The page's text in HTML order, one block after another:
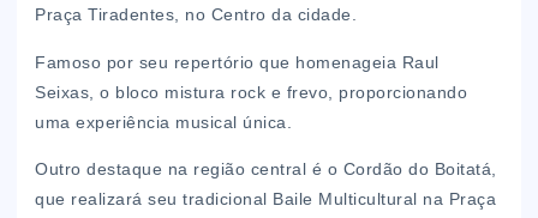
Praça Tiradentes, no Centro da cidade.
Famoso por seu repertório que homenageia Raul
Seixas, o bloco mistura rock e frevo, proporcionando
uma experiência musical única.
Outro destaque na região central é o Cordão do Boitatá,
que realizará seu tradicional Baile Multicultural na Praça